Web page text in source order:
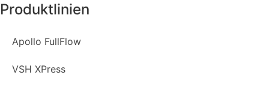
Produktlinien
Apollo FullFlow
VSH XPress